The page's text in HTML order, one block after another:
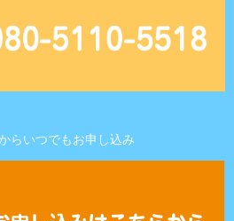
らいつでもお申し込み